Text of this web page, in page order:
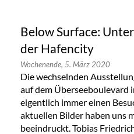
Below Surface:
der Hafencity
Wochenende, 5. März 2020
Die wechselnden
auf dem Überseeboulevard
eigentlich immer einen
aktuellen Bilder haben uns
beeindruckt. Tobias